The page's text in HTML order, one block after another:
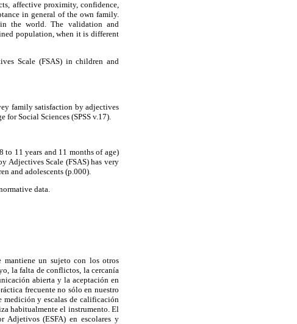
affective proximity, confidence,
in general of the own family.
the world. The validation and
population, when it is different
Scale (FSAS) in children and
family satisfaction by adjectives
for Social Sciences (SPSS v.17).
to 11 years and 11 months of age)
Adjectives Scale (FSAS) has very
and adolescents (p.000).
data.
mantiene un sujeto con los otros
la falta de conflictos, la cercanía
abierta y la aceptación en
frecuente no sólo en nuestro
medición y escalas de calificación
habitualmente el instrumento. El
Adjetivos (ESFA) en escolares y